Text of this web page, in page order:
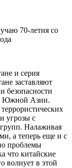
70-летия со
и серия
заставляют
безопасности
Южной Азии.
угрозы с
групп. Налаживая
а теперь еще и с
проблемы
что китайские
волнует в этой